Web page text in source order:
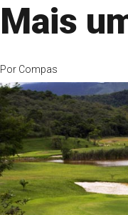
Mais
Por Compas